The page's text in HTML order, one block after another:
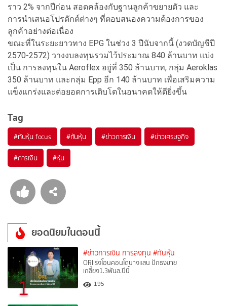
ราว 2% จากปีก่อน สอดคล้องกับฐานลูกค้าขยายตัว และ
การนำเสนอโปรดักต์ต่างๆ ที่ตอบสนองความต้องการของ
ลูกค้าอย่างต่อเนื่อง
ขณะที่ในระยะยาวทาง EPG ในช่วง 3 ปีนับจากนี้ (งวดบัญชีปี
2570-2572) วางงบลงทุนรวมไว้ประมาณ 840 ล้านบาท แบ่ง
เป็น การลงทุนใน Aeroflex อยู่ที่ 350 ล้านบาท, กลุ่ม Aeroklas
350 ล้านบาท และกลุ่ม Epp อีก 140 ล้านบาท เพื่อเสริมความ
แข็งแกร่งและต่อยอดการเติบโตในอนาคตให้ดียิ่งขึ้น
Tag
#ทันหุ้น focus #ทันหุ้น #ข่าวการเงิน #ข่าวเศรษฐกิจ
#การเงิน #หุ้น
ยอดนิยมในตอนนี้
1
#ข่าวการเงิน การลงทุน #ทันหุ้น
ORIเร่งโอนคอนโดบางแสน ปักธงขาย
เกลี้ยง1.3พันล.ปีนี้
195